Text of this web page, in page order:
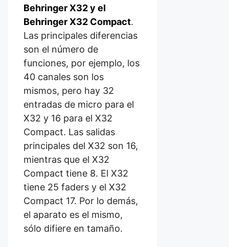
Behringer X32 y el
Behringer X32 Compact.
Las principales diferencias
son el número de
funciones, por ejemplo, los
40 canales son los
mismos, pero hay 32
entradas de micro para el
X32 y 16 para el X32
Compact. Las salidas
principales del X32 son 16,
mientras que el X32
Compact tiene 8. El X32
tiene 25 faders y el X32
Compact 17. Por lo demás,
el aparato es el mismo,
sólo difiere en tamaño.